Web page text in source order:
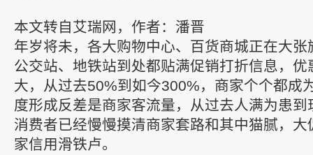
本文转自艾瑞网，作者：潘晋
年岁将未，各大购物中心、百货商城正在大
公交站、地铁站到处都贴满促销打折信息，
大，从过去50%到如今300%，商家个个都成
度形成反差是商家客流量，从过去人满为患
消费者已经慢慢摸清商家套路和其中猫腻，
家信用滑铁卢。